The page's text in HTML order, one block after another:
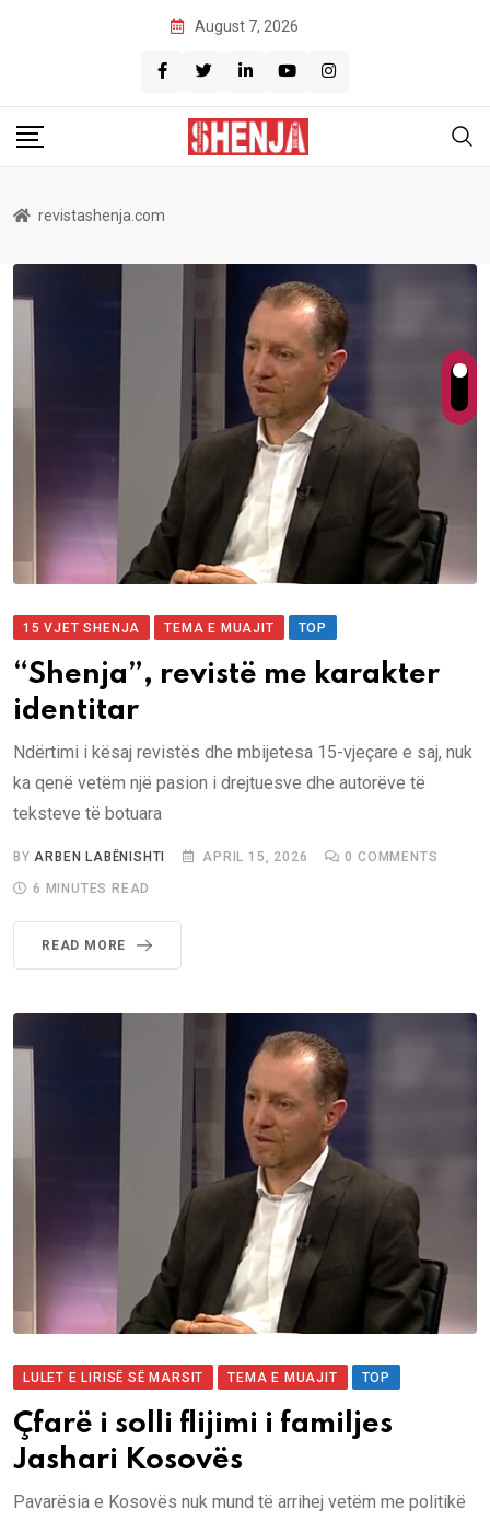
August 7, 2026
revistashenja.com
15 VJET SHENJA TEMA E MUAJIT TOP
“Shenja”, revistë me karakter
identitar
Ndërtimi i kësaj revistës dhe mbijetesa 15-vjeçare e saj, nuk
ka qenë vetëm një pasion i drejtuesve dhe autorëve të
teksteve të botuara
BYARBEN LABËNISHTI APRIL 15, 2026 0 COMMENTS
6 MINUTES READ
READ MORE
LULET E LIRISË SË MARSIT TEMA E MUAJIT TOP
Çfarë i solli flijimi i familjes
Jashari Kosovës
Pavarësia e Kosovës nuk mund të arrihej vetëm me politikë